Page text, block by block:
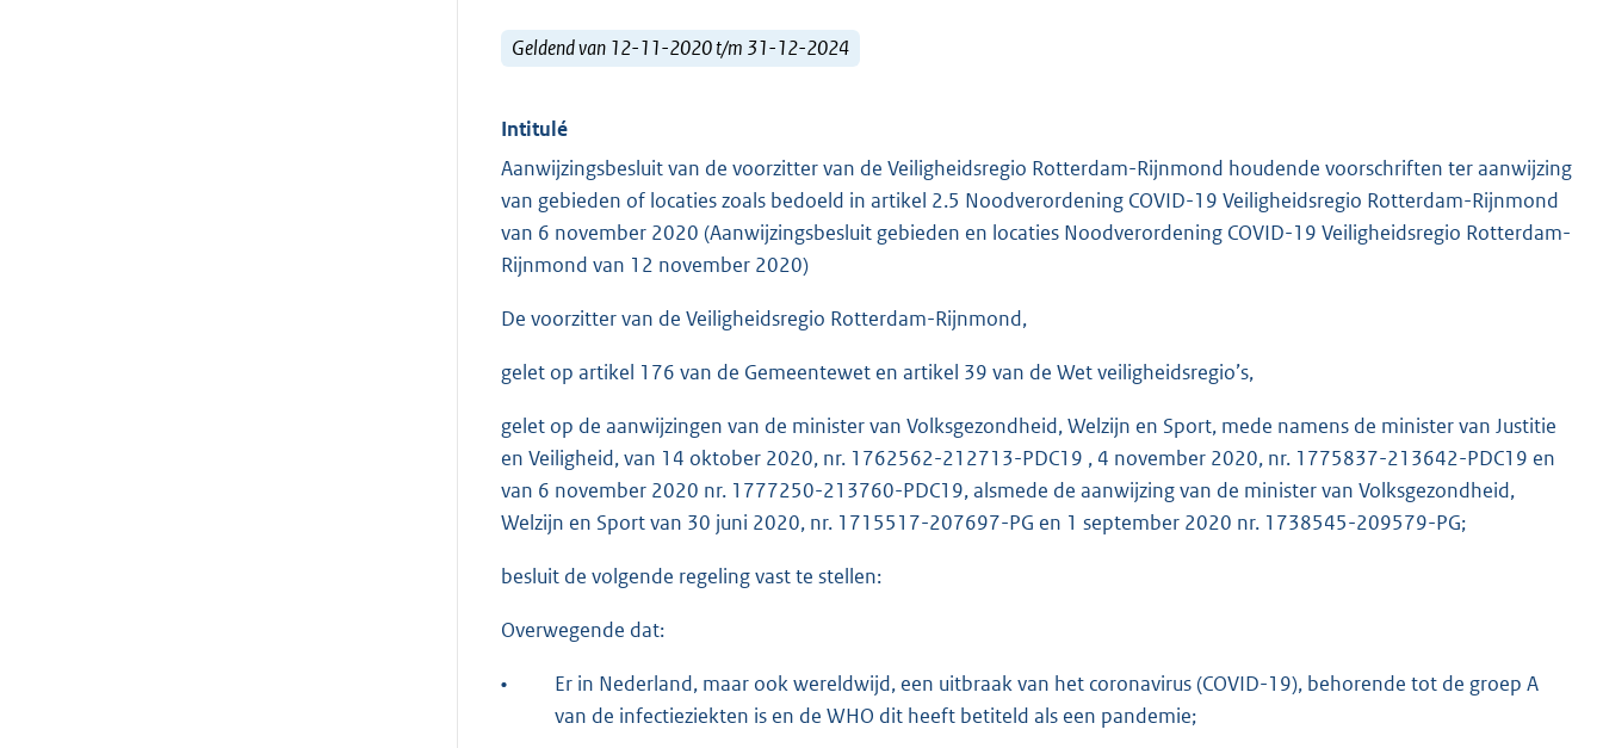
Geldend van 12-11-2020 t/m 31-12-2024
Intitulé
Aanwijzingsbesluit van de voorzitter van de Veiligheidsregio Rotterdam-Rijnmond houdende voorschriften ter aanwijzing
van gebieden of locaties zoals bedoeld in artikel 2.5 Noodverordening COVID-19 Veiligheidsregio Rotterdam-Rijnmond
van 6 november 2020 (Aanwijzingsbesluit gebieden en locaties Noodverordening COVID-19 Veiligheidsregio Rotterdam-
Rijnmond van 12 november 2020)
De voorzitter van de Veiligheidsregio Rotterdam-Rijnmond,
gelet op artikel 176 van de Gemeentewet en artikel 39 van de Wet veiligheidsregio’s,
gelet op de aanwijzingen van de minister van Volksgezondheid, Welzijn en Sport, mede namens de minister van Justitie
en Veiligheid, van 14 oktober 2020, nr. 1762562-212713-PDC19 , 4 november 2020, nr. 1775837-213642-PDC19 en
van 6 november 2020 nr. 1777250-213760-PDC19, alsmede de aanwijzing van de minister van Volksgezondheid,
Welzijn en Sport van 30 juni 2020, nr. 1715517-207697-PG en 1 september 2020 nr. 1738545-209579-PG;
besluit de volgende regeling vast te stellen:
Overwegende dat:
•
Er in Nederland, maar ook wereldwijd, een uitbraak van het coronavirus (COVID-19), behorende tot de groep A
van de infectieziekten is en de WHO dit heeft betiteld als een pandemie;